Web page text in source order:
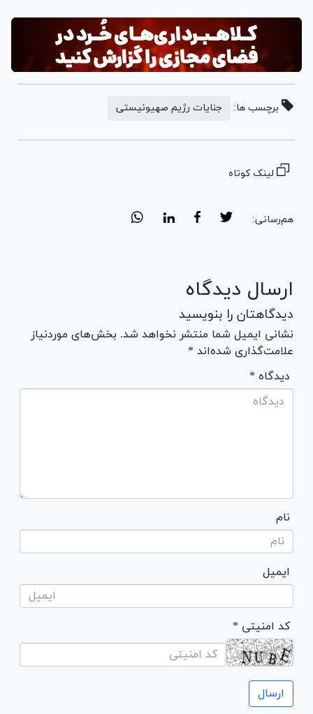
برچسب ها: جنایات رژیم صهیونیستی
لینک کوتاه
هم‌رسانی:
ارسال دیدگاه
دیدگاهتان را بنویسید
نشانی ایمیل شما منتشر نخواهد شد. بخش‌های موردنیاز
علامت‌گذاری شده‌اند *
* دیدگاه
نام
ایمیل
* کد امنیتی